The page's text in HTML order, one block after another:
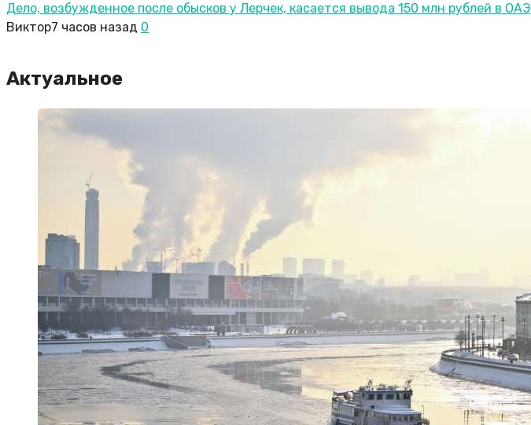
Дело, возбужденное после обысков у Лерчек, касается вывода 150 млн рублей в ОАЭ
Виктор7 часов назад 0
Актуальное